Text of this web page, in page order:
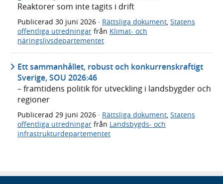
Reaktorer som inte tagits i drift
Publicerad 30 juni 2026 · Rättsliga dokument, Statens
offentliga utredningar från Klimat- och
näringslivsdepartementet
Ett sammanhållet, robust och konkurrenskraftigt
Sverige, SOU 2026:46
– framtidens politik för utveckling i landsbygder och
regioner
Publicerad 29 juni 2026 · Rättsliga dokument Statens
offentliga utredningar från Landsbygds- och
infrastrukturdepartementet